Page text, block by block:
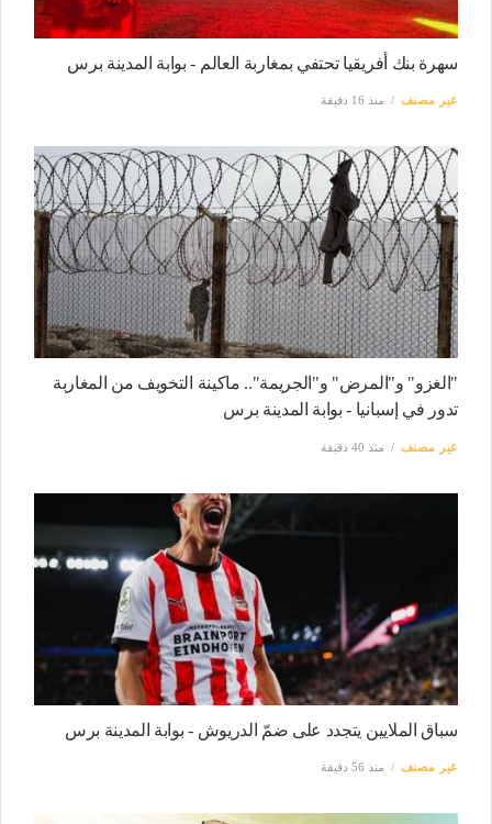
سهرة بنك أفريقيا تحتفي بمغاربة العالم - بوابة المدينة برس
غير مصنف منذ 16 دقيقة
"الغزو" و"المرض" و"الجريمة".. ماكينة التخويف من المغاربة
تدور في إسبانيا - بوابة المدينة برس
غير مصنف منذ 40 دقيقة
سباق الملايين يتجدد على ضمّ الدريوش - بوابة المدينة برس
غير مصنف منذ 56 دقيقة